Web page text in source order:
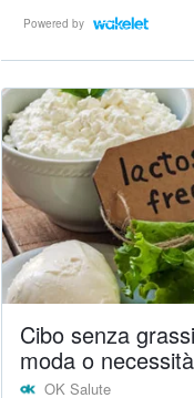
Powered by
Cibo senza
moda o
OK Salute